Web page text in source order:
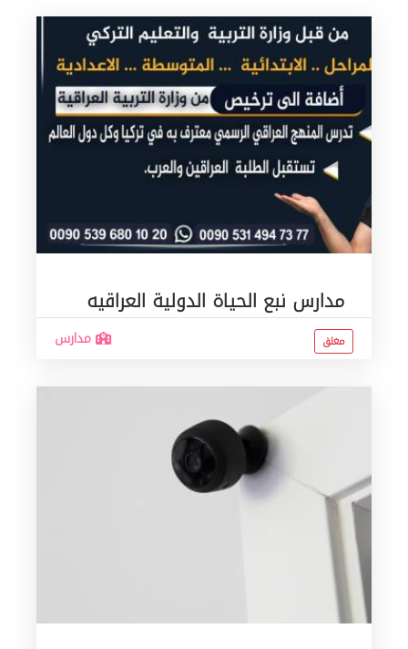
مدارس نبع الحياة الدولية العراقيه
مدارس مغلق
جميع
الأعمال
في
Eskişehir
حسب
المدن